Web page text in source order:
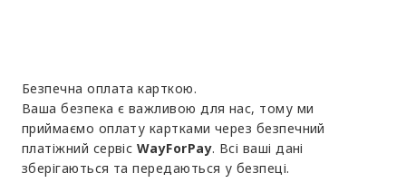
Безпечна оплата карткою.
Ваша безпека є важливою для нас, тому ми
приймаємо оплату картками через безпечний
платіжний сервіс WayForPay. Всі ваші дані
зберігаються та передаються у безпеці.